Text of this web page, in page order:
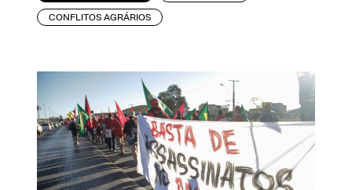
CONFLITOS AGRÁRIOS